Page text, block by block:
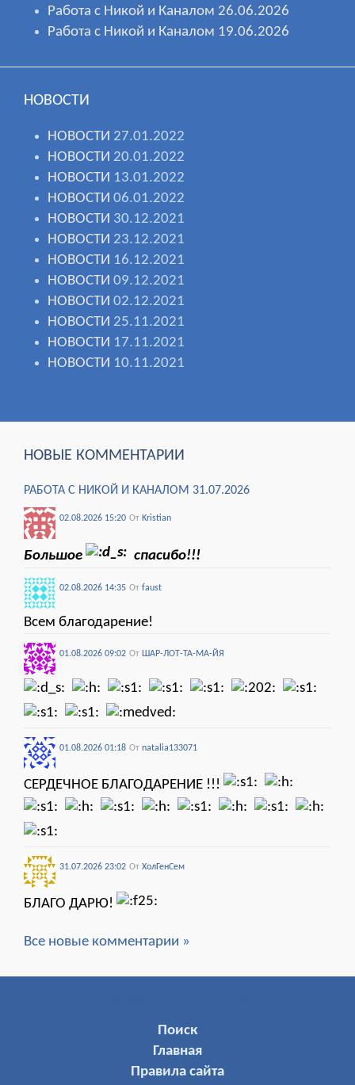
Работа с Никой и Каналом 26.06.2026
Работа с Никой и Каналом 19.06.2026
НОВОСТИ
НОВОСТИ 27.01.2022
НОВОСТИ 20.01.2022
НОВОСТИ 13.01.2022
НОВОСТИ 06.01.2022
НОВОСТИ 30.12.2021
НОВОСТИ 23.12.2021
НОВОСТИ 16.12.2021
НОВОСТИ 09.12.2021
НОВОСТИ 02.12.2021
НОВОСТИ 25.11.2021
НОВОСТИ 17.11.2021
НОВОСТИ 10.11.2021
НОВЫЕ КОММЕНТАРИИ
РАБОТА С НИКОЙ И КАНАЛОМ 31.07.2026
02.08.2026 15:20 От Kristian
Большое спасибо!!!
02.08.2026 14:35 От faust
Всем благодарение!
01.08.2026 09:02 От ШАР-ЛОТ-ТА-МА-ЙЯ
01.08.2026 01:18 От natalia133071
СЕРДЕЧНОЕ БЛАГОДАРЕНИЕ !!!
31.07.2026 23:02 От ХолГенСем
БЛАГО ДАРЮ!
Все новые комментарии »
Поиск
Главная
Правила сайта